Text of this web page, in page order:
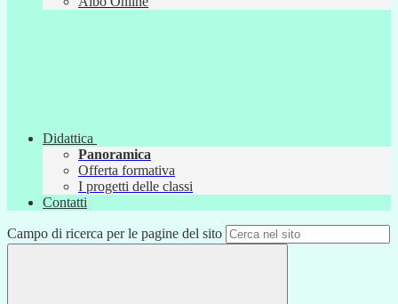
Didattica
Panoramica
Offerta formativa
I progetti delle classi
Contatti
Campo di ricerca per le pagine del sito